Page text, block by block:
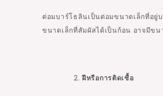
ต่อมบาร์โธลินเป็นต่อมขนาดเล็กที่อ
ขนาดเล็กที่สัมผัสได้เป็นก้อน อาจมีข
ฝีหรือการติดเชื้อ